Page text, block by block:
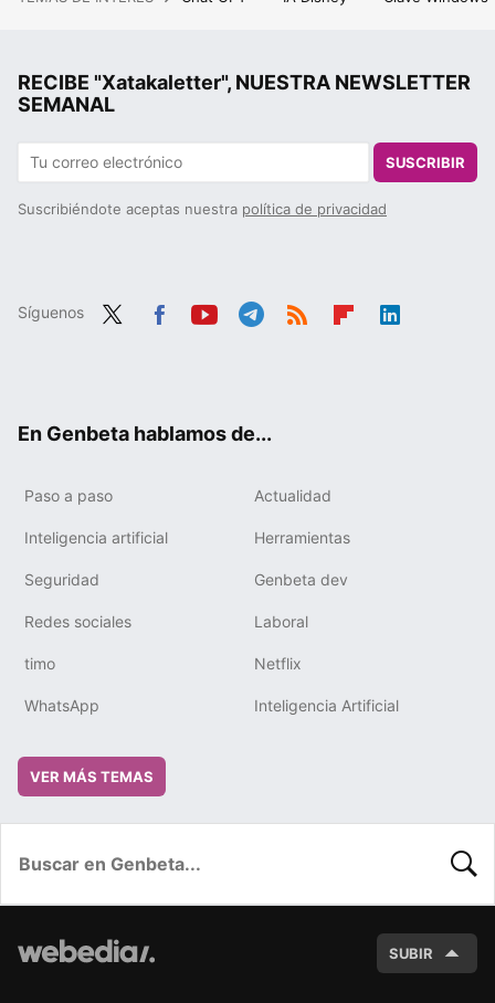
RECIBE "Xatakaletter", NUESTRA NEWSLETTER
SEMANAL
SUSCRIBIR
Suscribiéndote aceptas nuestra política de privacidad
Síguenos
En Genbeta hablamos de...
Paso a paso Actualidad
Inteligencia artificial Herramientas
Seguridad Genbeta dev
Redes sociales Laboral
timo Netflix
WhatsApp Inteligencia Artificial
VER MÁS TEMAS
SUBIR